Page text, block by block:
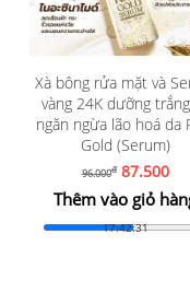
Xà bông rửa mặt và
vàng 24K dưỡng
ngăn ngừa lão hoá da
Gold (Serum)
96.000đ87.500
Thêm vào giỏ
17:42:29